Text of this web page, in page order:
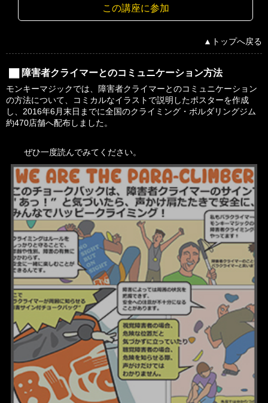
この講座に参加
▲トップへ戻る
障害者クライマーとのコミュニケーション方法
モンキーマジックでは、障害者クライマーとのコミュニケーション
の方法について、コミカルなイラストで説明したポスターを作成
し、2016年6月末日までに全国のクライミング・ボルダリングジム
約470店舗へ配布しました。
ぜひ一度読んでみてください。